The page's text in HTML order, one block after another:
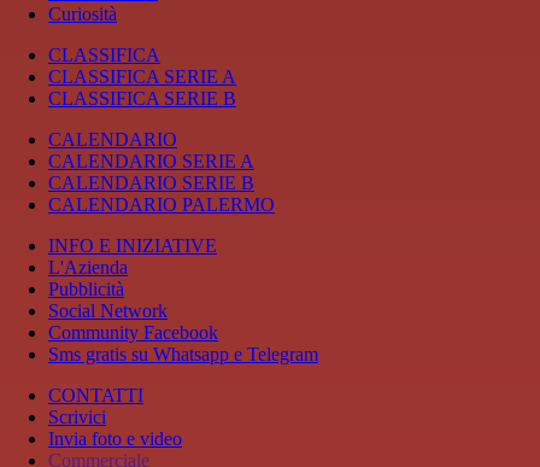
Curiosità
CLASSIFICA
CLASSIFICA SERIE A
CLASSIFICA SERIE B
CALENDARIO
CALENDARIO SERIE A
CALENDARIO SERIE B
CALENDARIO PALERMO
INFO E INIZIATIVE
L'Azienda
Pubblicità
Social Network
Community Facebook
Sms gratis su Whatsapp e Telegram
CONTATTI
Scrivici
Invia foto e video
Commerciale